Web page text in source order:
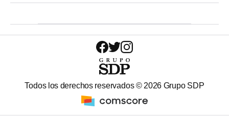
Todos los derechos reservados © 2026 Grupo SDP